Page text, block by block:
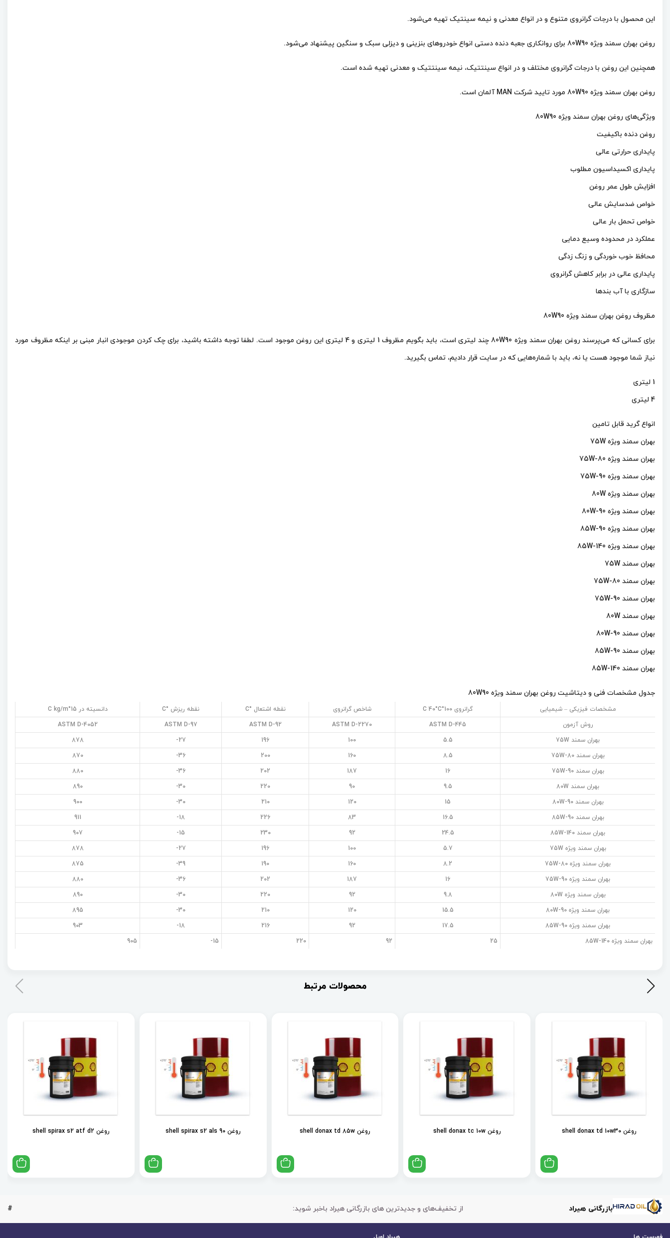
این محصول با درجات گرانروی متنوع و در انواع معدنی و نیمه سینتیک تهیه می‌شود.
روغن بهران سمند ویژه 80W90 برای روانکاری جعبه دنده دستی انواع خودروهای بنزینی و دیزلی سبک و سنگین پیشنهاد می‌شود.
همچنین این روغن با درجات گرانروی مختلف و در انواع سینتتیک، نیمه سینتتیک و معدنی تهیه شده است.
روغن بهران سمند ویژه 80W90 مورد تایید شرکت MAN آلمان است.
ویژگی‌های روغن بهران سمند ویژه 80W90
روغن دنده باکیفیت
پایداری حرارتی عالی
پایداری اکسیداسیون مطلوب
افزایش طول عمر روغن
خواص ضدسایش عالی
خواص تحمل بار عالی
عملکرد در محدوده وسیع دمایی
محافظ خوب خوردگی و زنگ زدگی
پایداری عالی در برابر کاهش گرانروی
سازگاری با آب بندها
مظروف روغن بهران سمند ویژه 80W90
برای کسانی که می‌پرسند روغن بهران سمند ویژه 80W90 چند لیتری است، باید بگویم مظروف 1 لیتری و 4 لیتری این روغن موجود است. لطفا توجه داشته باشید، برای چک کردن موجودی انبار مبنی بر اینکه مظروف مورد
نیاز شما موجود هست یا نه، باید با شماره‌هایی که در سایت قرار دادیم، تماس بگیرید.
1 لیتری
4 لیتری
انواع گرید قابل تامین
بهران سمند ویژه 75W
بهران سمند ویژه 75W-80
بهران سمند ویژه 75W-90
بهران سمند ویژه 80W
بهران سمند ویژه 80W-90
بهران سمند ویژه 85W-90
بهران سمند ویژه 85W-140
بهران سمند 75W
بهران سمند 75W-80
بهران سمند 75W-90
بهران سمند 80W
بهران سمند 80W-90
بهران سمند 85W-90
بهران سمند 85W-140
جدول مشخصات فنی و دیتاشیت روغن بهران سمند ویژه 80W90
مشخصات فیزیکی – شیمیایی گرانروی 100°C 40°C شاخص گرانروی نقطه اشتعال °C نقطه ریزش °C
دانسیته در 15°C kg/m
روش آزمون
ASTM D-445
ASTM D-2270
ASTM D-92
ASTM D-97
ASTM D-4052
بهران سمند 75W
5.5
100
196
27-
878
بهران سمند 75W-80
8.5
160
200
36-
870
بهران سمند 75W-90
16
187
202
36-
880
بهران سمند 80W
9.5
90
220
30-
890
بهران سمند 80W-90
15
120
210
30-
900
بهران سمند 85W-90
16.5
83
226
18-
911
بهران سمند 85W-140
24.5
92
230
15-
907
بهران سمند ویژه 75W
5.7
100
196
27-
878
بهران سمند ویژه 75W-80
8.2
160
190
39-
875
بهران سمند ویژه 75W-90
16
187
202
36-
880
بهران سمند ویژه 80W
9.8
92
220
30-
890
بهران سمند ویژه 80W-90
15.5
120
210
30-
895
بهران سمند ویژه 85W-90
17.5
92
216
18-
903
بهران سمند ویژه 85W-140
25
92
220
15-
905
محصولات مرتبط
روغن shell donax td 10w30 روغن shell donax tc 10w روغن shell donax td 85w روغن shell spirax s2 als 90 روغن shell spirax s2 atf d2
بازرگانی هیراد از تخفیف‌های و جدیدترین های بازرگانی هیراد باخبر شوید: #